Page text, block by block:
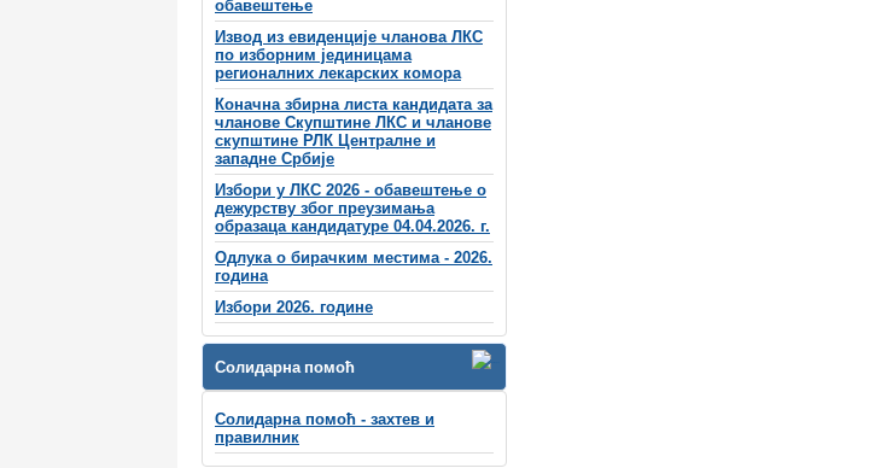
обавештење
Извод из евиденције чланова ЛКС
по изборним јединицама
регионалних лекарских комора
Коначна збирна листа кандидата за
чланове Скупштине ЛКС и чланове
скупштинe РЛК Централне и
западне Србије
Избори у ЛКС 2026 - обавештење о
дежурству због преузимања
образаца кандидатуре 04.04.2026. г.
Одлука о бирачким местима - 2026.
година
Избори 2026. године
Солидарна помоћ
Солидарна помоћ - захтев и
правилник